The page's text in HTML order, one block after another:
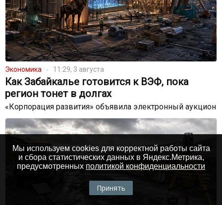
Экономика 11:29, 3 августа
Как Забайкалье готовится к ВЭФ, пока
регион тонет в долгах
«Корпорация развития» объявила электронный аукцион
Мы используем cookies для корректной работы сайта
и сбора статистических данных в Яндекс.Метрика,
предусмотренных политикой конфиденциальности
Принять